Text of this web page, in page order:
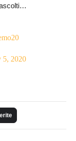
5, 2020